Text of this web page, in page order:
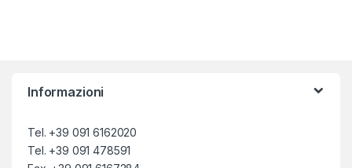
Informazioni
Tel. +39 091 6162020
Tel. +39 091 478591